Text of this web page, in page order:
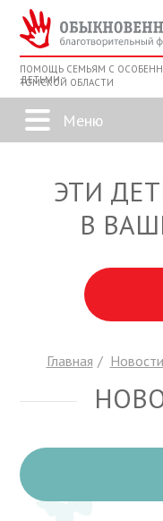
ПОМОЩЬ СЕМЬЯМ С
ДЕТЬМИ
ТОМСКОЙ ОБЛАСТИ
ЭТИ
В
Главная